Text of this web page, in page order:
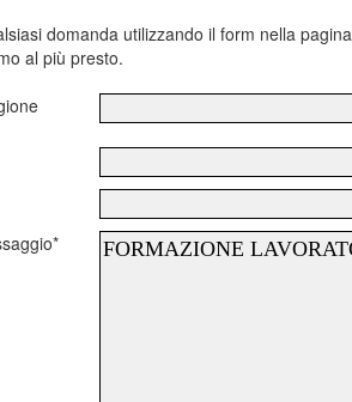
domanda utilizzando il form nella
al più presto.